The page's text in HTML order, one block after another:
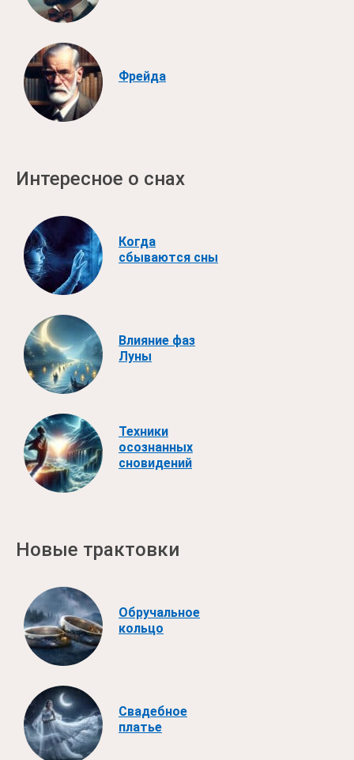
Фрейда
Интересное о снах
Когда
сбываются сны
Влияние фаз
Луны
Техники
осознанных
сновидений
Новые трактовки
Обручальное
кольцо
Свадебное
платье